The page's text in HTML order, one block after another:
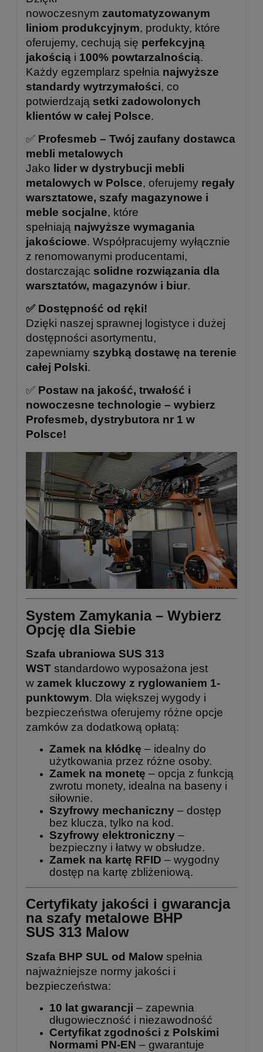
nowoczesnym zautomatyzowanym
liniom produkcyjnym, produkty, które
oferujemy, cechują się perfekcyjną
jakością i 100% powtarzalnością.
Każdy egzemplarz spełnia najwyższe
standardy wytrzymałości, co
potwierdzają setki zadowolonych
klientów w całej Polsce.
✅ Profesmeb – Twój zaufany dostawca
mebli metalowych
Jako lider w dystrybucji mebli
metalowych w Polsce, oferujemy regały
warsztatowe, szafy magazynowe i
meble socjalne, które
spełniają najwyższe wymagania
jakościowe. Współpracujemy wyłącznie
z renomowanymi producentami,
dostarczając solidne rozwiązania dla
warsztatów, magazynów i biur.
✅ Dostępność od ręki!
Dzięki naszej sprawnej logistyce i dużej
dostępności asortymentu,
zapewniamy szybką dostawę na terenie
całej Polski.
✅ Postaw na jakość, trwałość i
nowoczesne technologie – wybierz
Profesmeb, dystrybutora nr 1 w
Polsce!
System Zamykania – Wybierz
Opcję dla Siebie
Szafa ubraniowa SUS 313
WST standardowo wyposażona jest
w zamek kluczowy z ryglowaniem 1-
punktowym. Dla większej wygody i
bezpieczeństwa oferujemy różne opcje
zamków za dodatkową opłatą:
Zamek na kłódkę – idealny do
użytkowania przez różne osoby.
Zamek na monetę – opcja z funkcją
zwrotu monety, idealna na baseny i
siłownie.
Szyfrowy mechaniczny – dostęp
bez klucza, tylko na kod.
Szyfrowy elektroniczny –
bezpieczny i łatwy w obsłudze.
Zamek na kartę RFID – wygodny
dostęp na kartę zbliżeniową.
Certyfikaty jakości i gwarancja
na szafy metalowe BHP
SUS 313 Malow
Szafa BHP SUL od Malow spełnia
najważniejsze normy jakości i
bezpieczeństwa:
10 lat gwarancji – zapewnia
długowieczność i niezawodność
Certyfikat zgodności z Polskimi
Normami PN-EN – gwarantuje